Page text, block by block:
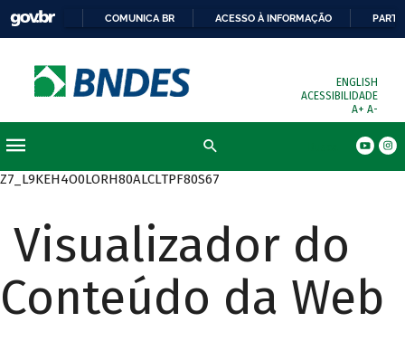
COMUNICA BR ACESSO À INFORMAÇÃO
ENGLISH
ACESSIBILIDADE
A+ A-
Z7_L9KEH4O0LORH80ALCLTPF80S67
Visualizador do
Conteúdo da Web